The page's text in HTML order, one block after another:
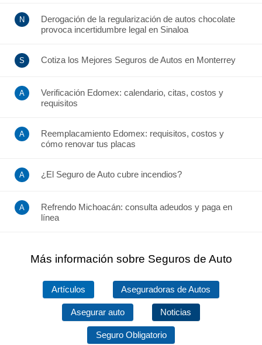
Derogación de la regularización de autos chocolate
provoca incertidumbre legal en Sinaloa
Cotiza los Mejores Seguros de Autos en Monterrey
Verificación Edomex: calendario, citas, costos y
requisitos
Reemplacamiento Edomex: requisitos, costos y
cómo renovar tus placas
¿El Seguro de Auto cubre incendios?
Refrendo Michoacán: consulta adeudos y paga en
línea
Más información sobre Seguros de Auto
Artículos Aseguradoras de Autos
Asegurar auto Noticias
Seguro Obligatorio